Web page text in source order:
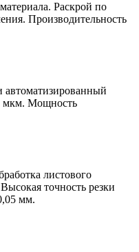
Раскрой по
Производительность
автоматизированный
мкм. Мощность
листового
точность резки
мм.